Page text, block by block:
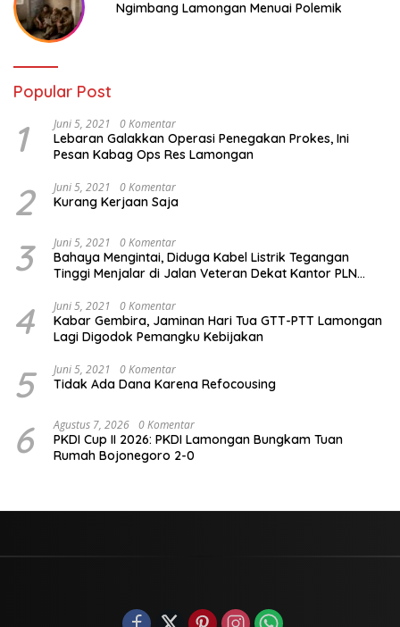
Ngimbang Lamongan Menuai Polemik
Popular Post
1 Juni 5, 2021 0 Komentar
Lebaran Galakkan Operasi Penegakan Prokes, Ini
Pesan Kabag Ops Res Lamongan
2 Juni 5, 2021 0 Komentar
Kurang Kerjaan Saja
3 Juni 5, 2021 0 Komentar
Bahaya Mengintai, Diduga Kabel Listrik Tegangan
Tinggi Menjalar di Jalan Veteran Dekat Kantor PLN
4 Juni 5, 2021 0 Komentar
Kabar Gembira, Jaminan Hari Tua GTT-PTT Lamongan
Lagi Digodok Pemangku Kebijakan
5 Juni 5, 2021 0 Komentar
Tidak Ada Dana Karena Refocousing
6 Agustus 7, 2026 0 Komentar
PKDI Cup II 2026: PKDI Lamongan Bungkam Tuan
Rumah Bojonegoro 2-0